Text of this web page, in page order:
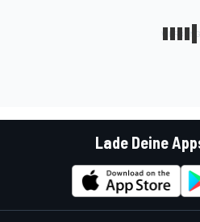
Lade Deine